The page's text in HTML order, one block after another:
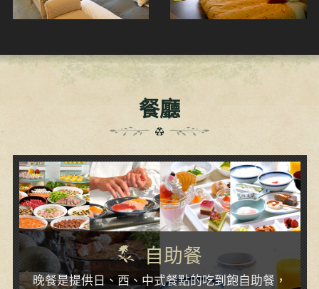
餐廳
自助餐
晚餐是提供日、西、中式餐點的吃到飽自助餐，